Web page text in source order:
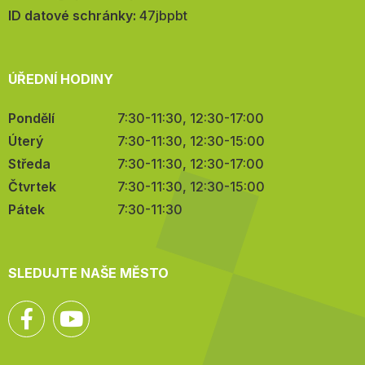
mail:
ID datové schránky: 47jbpbt
ÚŘEDNÍ HODINY
Pondělí
7:30-11:30, 12:30-17:00
Úterý
7:30-11:30, 12:30-15:00
Středa
7:30-11:30, 12:30-17:00
Čtvrtek
7:30-11:30, 12:30-15:00
Pátek
7:30-11:30
SLEDUJTE NAŠE MĚSTO
Facebook